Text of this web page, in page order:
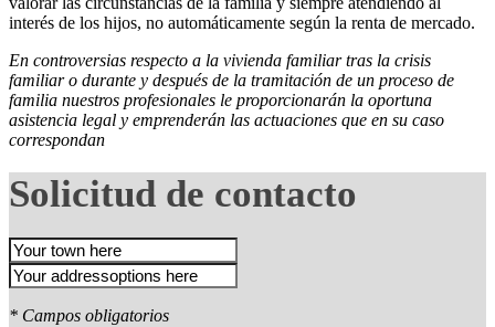
interés de los hijos, no automáticamente según la renta de mercado.
En controversias respecto a la vivienda familiar tras la crisis
familiar o durante y después de la tramitación de un proceso de
familia nuestros profesionales le proporcionarán la oportuna
asistencia legal y emprenderán las actuaciones que en su caso
correspondan
Solicitud de contacto
* Campos obligatorios